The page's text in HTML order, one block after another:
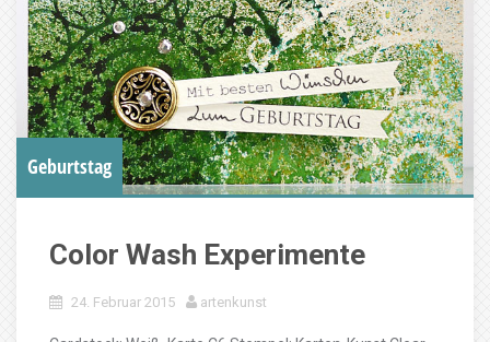
Geburtstag
Color Wash Experimente
24. Februar 2015 artenkunst